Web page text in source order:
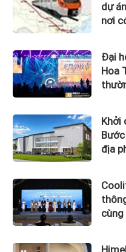
dự
nơi
Đại
Hoa
Khởi
địa
cùng